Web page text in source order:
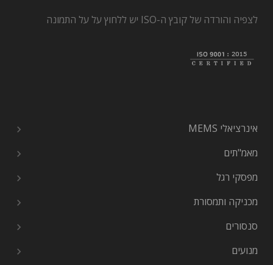
לצפיה והורדה של קובץ ה-ISO יש ללחוץ על על התמונה
אינרציאלי MEMS
מאמ"תים
מפסקי רגל
מכניקה ותמסורת
סנסורים
מנועים